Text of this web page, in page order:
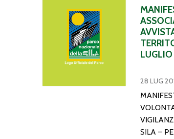
28 LUG
SILA –